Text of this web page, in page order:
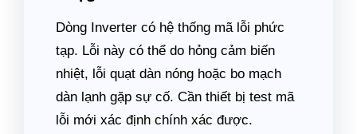
Dòng Inverter có hệ thống mã lỗi phức
tạp. Lỗi này có thể do hỏng cảm biến
nhiệt, lỗi quạt dàn nóng hoặc bo mạch
dàn lạnh gặp sự cố. Cần thiết bị test mã
lỗi mới xác định chính xác được.